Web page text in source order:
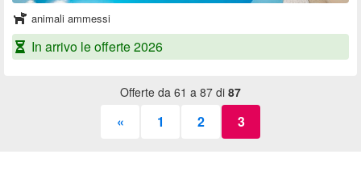
animali ammessi
In arrivo le offerte 2026
Offerte da 61 a 87 di 87
« 1 2 3